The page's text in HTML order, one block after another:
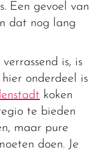
Een gevoel van
dat nog lang
is, is
onderdeel is
koken
te bieden
maar pure
doen. Je